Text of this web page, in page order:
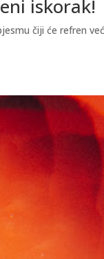
iskorak!
čiji će refren